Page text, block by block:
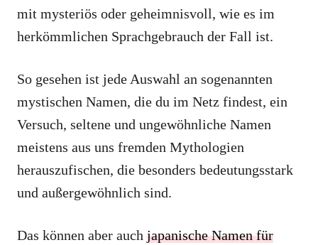
mit mysteriös oder geheimnisvoll, wie es im
herkömmlichen Sprachgebrauch der Fall ist.
So gesehen ist jede Auswahl an sogenannten
mystischen Namen, die du im Netz findest, ein
Versuch, seltene und ungewöhnliche Namen
meistens aus uns fremden Mythologien
herauszufischen, die besonders bedeutungsstark
und außergewöhnlich sind.
Das können aber auch japanische Namen für